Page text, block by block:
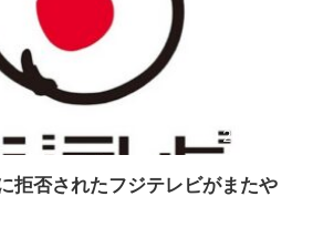
2024/11/3
拒否されたフジテレビがまたや